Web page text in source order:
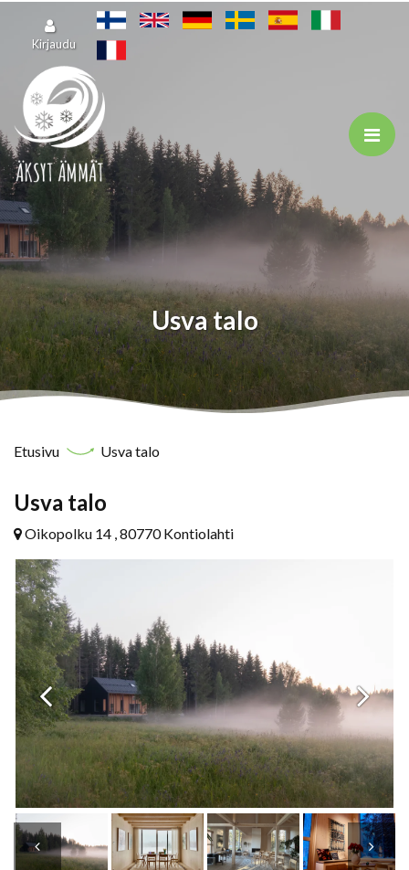
Siirry pääsisältöön
Kirjaudu
Usva talo
Etusivu Usva talo
Usva talo
Oikopolku 14 , 80770 Kontiolahti